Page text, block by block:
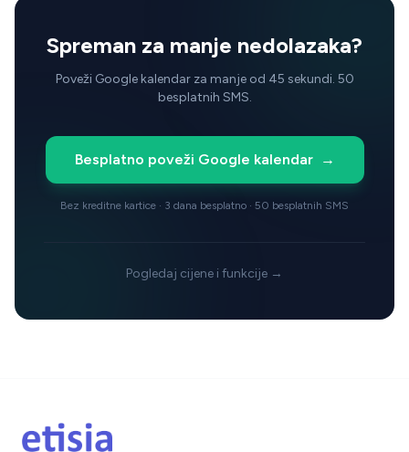
Spreman za manje nedolazaka?
Poveži Google kalendar za manje od 45 sekundi. 50
besplatnih SMS.
Besplatno poveži Google kalendar →
Bez kreditne kartice · 3 dana besplatno · 50 besplatnih SMS
Pogledaj cijene i funkcije →